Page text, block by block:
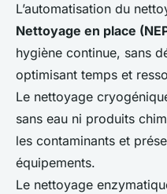
L’automatisation du
Nettoyage en place
hygiène continue, sans
optimisant temps et
Le nettoyage
sans eau ni produits
les contaminants et
équipements.
Le nettoyage